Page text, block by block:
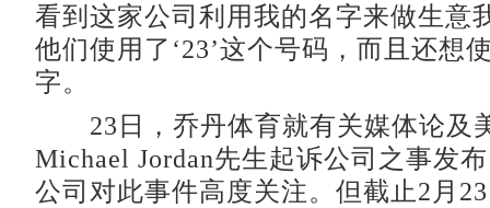
看到这家公司利用我的名字来做生意
他们使用了‘23’这个号码，而且还想
字。
23日，乔丹体育就有关媒体论及
Michael Jordan先生起诉公司之事发
公司对此事件高度关注。但截止2月